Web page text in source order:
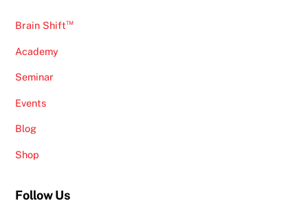
Brain Shift™
Academy
Seminar
Events
Blog
Shop
Follow Us